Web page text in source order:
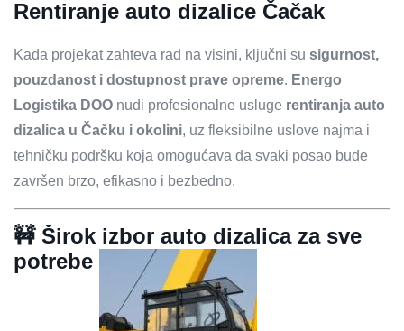
Rentiranje auto dizalice Čačak
Kada projekat zahteva rad na visini, ključni su sigurnost,
pouzdanost i dostupnost prave opreme. Energo
Logistika DOO nudi profesionalne usluge rentiranja auto
dizalica u Čačku i okolini, uz fleksibilne uslove najma i
tehničku podršku koja omogućava da svaki posao bude
završen brzo, efikasno i bezbedno.
🚧 Širok izbor auto dizalica za sve
potrebe